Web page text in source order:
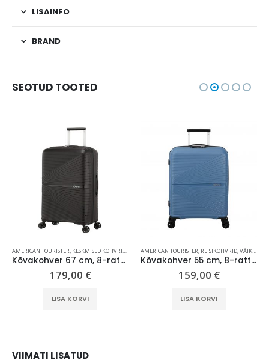
LISAINFO
BRAND
SEOTUD TOOTED
AMERICAN TOURISTER, KESKMISED KOHVRID (60-69 CM) ,REISIKOHVRID
Kõvakohver 67 cm, 8-rattaline, must (Onyx Black), TSA koodlukk, American Tourister Airconic
179,00 €
LISA KORVI
AMERICAN TOURISTER, REISIKOHVRID,VÄIKESED KOHVRID (KUNI 59 CM)
Kõvakohver 55 cm, 8-rattaline, sinine (Coronet Blue), TSA koodlukk, American Tourister Airconic
159,00 €
LISA KORVI
VIIMATI LISATUD